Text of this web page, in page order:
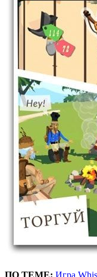
ПО ТЕМЕ: Игра